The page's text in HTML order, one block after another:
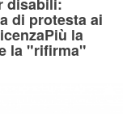
disabili:
di protesta ai
la
la "rifirma"